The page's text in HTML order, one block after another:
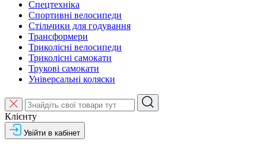
Спецтехніка
Спортивні велосипеди
Стільчики для годування
Трансформери
Триколісні велосипеди
Триколісні самокати
Трукові самокати
Універсальні коляски
Клієнту
Увійти в кабінет